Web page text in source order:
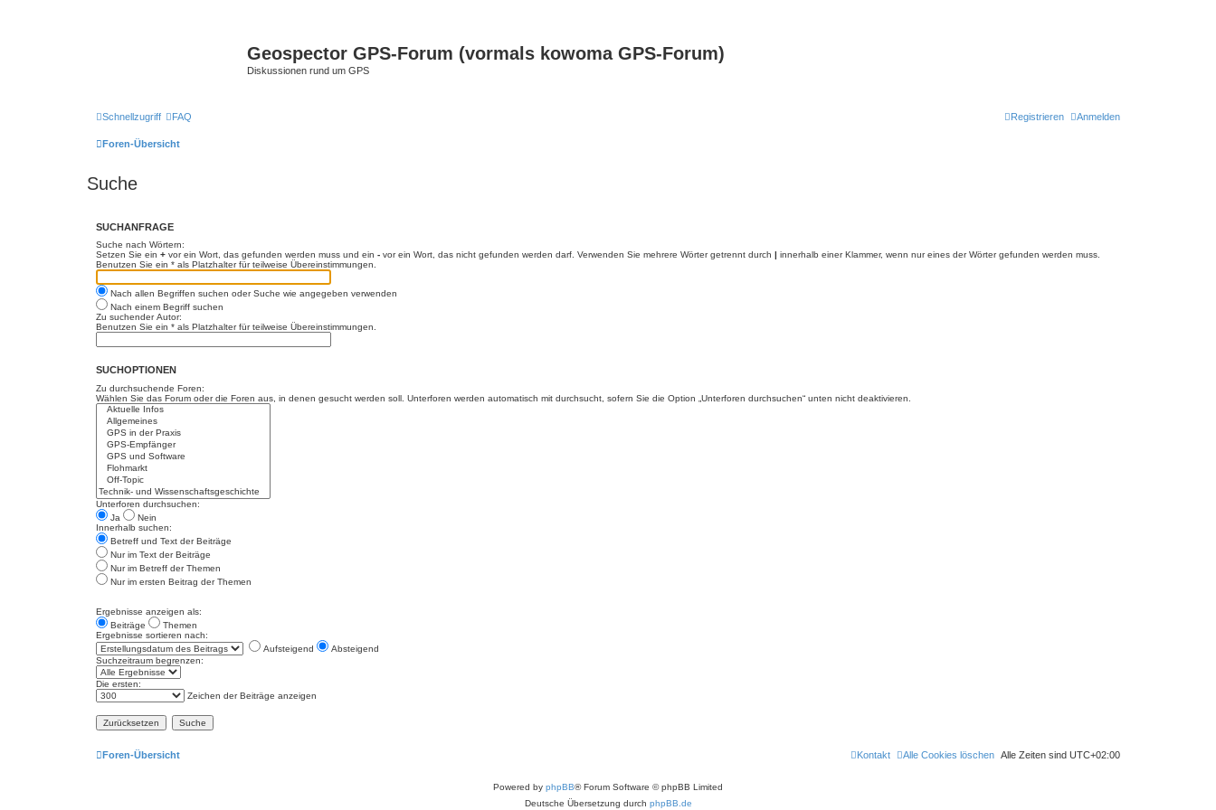
Geospector GPS-Forum (vormals kowoma GPS-Forum)
Diskussionen rund um GPS
Schnellzugriff FAQ Anmelden
Registrieren
Foren-Übersicht
Suche
SUCHANFRAGE
Suche nach Wörtern:
Setzen Sie ein + vor ein Wort, das gefunden werden muss und ein - vor ein Wort, das nicht gefunden werden darf. Verwenden Sie mehrere Wörter getrennt durch | innerhalb einer Klammer, wenn nur eines der Wörter gefunden werden muss.
Benutzen Sie ein * als Platzhalter für teilweise Übereinstimmungen.
Nach allen Begriffen suchen oder Suche wie angegeben verwenden
Nach einem Begriff suchen
Zu suchender Autor:
Benutzen Sie ein * als Platzhalter für teilweise Übereinstimmungen.
SUCHOPTIONEN
Zu durchsuchende Foren:
Wählen Sie das Forum oder die Foren aus, in denen gesucht werden soll. Unterforen werden automatisch mit durchsucht, sofern Sie die Option „Unterforen durchsuchen“ unten nicht deaktivieren.
Unterforen durchsuchen:
Ja
Nein
Innerhalb suchen:
Betreff und Text der Beiträge
Nur im Text der Beiträge
Nur im Betreff der Themen
Nur im ersten Beitrag der Themen
Ergebnisse anzeigen als:
Beiträge
Themen
Ergebnisse sortieren nach:
Aufsteigend
Absteigend
Suchzeitraum begrenzen:
Die ersten:
Zeichen der Beiträge anzeigen
Foren-Übersicht Alle Zeiten sind UTC+02:00
Alle Cookies löschen
Kontakt
Powered by phpBB® Forum Software © phpBB Limited
Deutsche Übersetzung durch phpBB.de